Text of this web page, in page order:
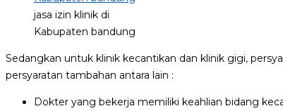
jasa izin klinik di
Kabupaten bandung
Sedangkan untuk klinik kecantikan dan klinik gigi,
persyaratan tambahan antara lain :
Dokter yang bekerja memiliki keahlian bidang